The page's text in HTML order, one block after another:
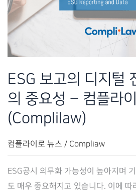
–
컴
플
라
로
(Complilaw)
ESG 보고의 디지털
의 중요성 – 컴플라
(Complilaw)
컴플라이로 뉴스 / Compliaw
ESG공시 의무화 가능성이 높아지며
도 매우 중요해지고 있습니다. 이에 따